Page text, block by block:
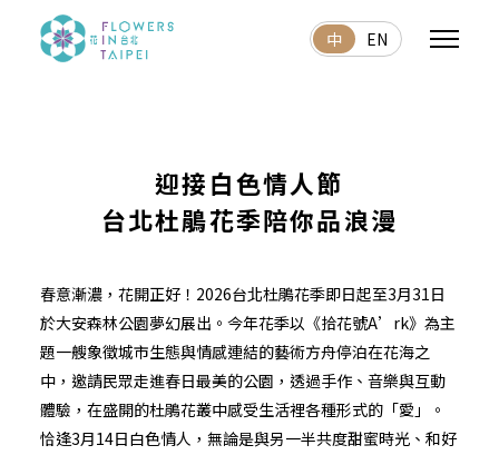
中 EN
迎接白色情人節
台北杜鵑花季陪你品浪漫
春意漸濃，花開正好！2026台北杜鵑花季即日起至3月31日
於大安森林公園夢幻展出。今年花季以《拾花號A’rk》為主
題一艘象徵城市生態與情感連結的藝術方舟停泊在花海之
中，邀請民眾走進春日最美的公園，透過手作、音樂與互動
體驗，在盛開的杜鵑花叢中感受生活裡各種形式的「愛」。
恰逢3月14日白色情人，無論是與另一半共度甜蜜時光、和好